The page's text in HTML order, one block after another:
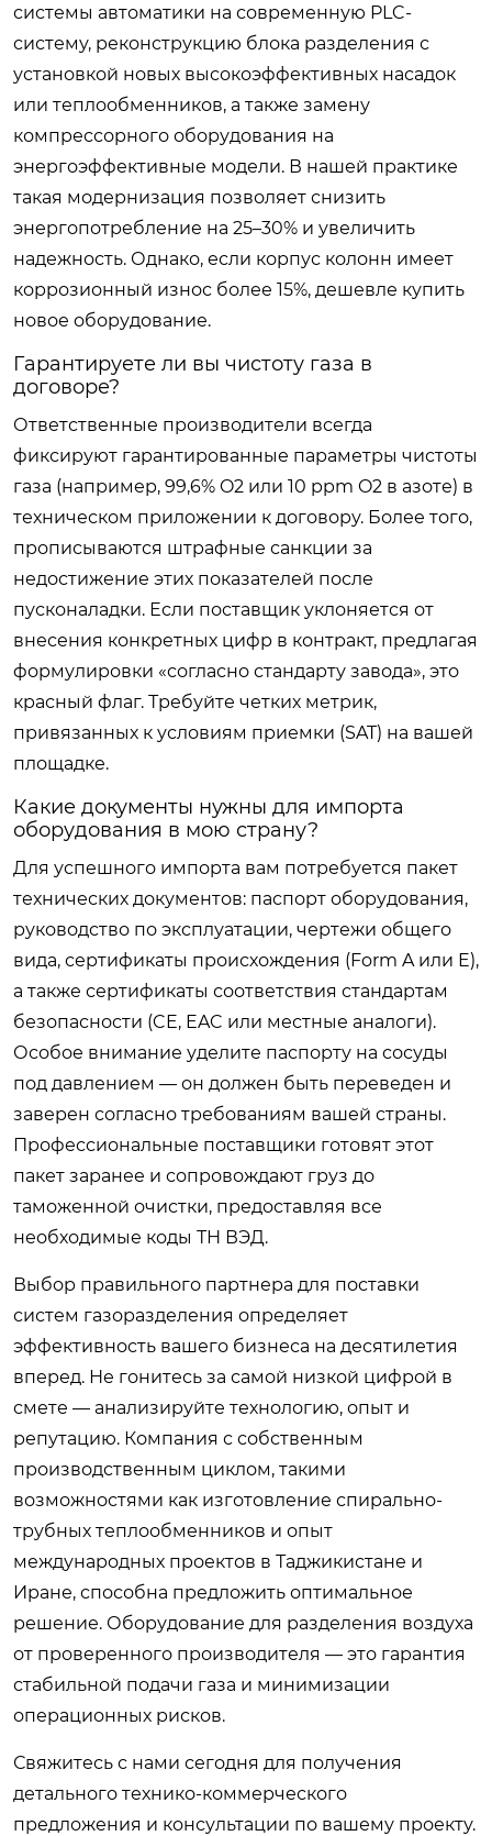
системы автоматики на современную PLC-
систему, реконструкцию блока разделения с
установкой новых высокоэффективных насадок
или теплообменников, а также замену
компрессорного оборудования на
энергоэффективные модели. В нашей практике
такая модернизация позволяет снизить
энергопотребление на 25–30% и увеличить
надежность. Однако, если корпус колонн имеет
коррозионный износ более 15%, дешевле купить
новое оборудование.
Гарантируете ли вы чистоту газа в
договоре?
Ответственные производители всегда
фиксируют гарантированные параметры чистоты
газа (например, 99,6% O2 или 10 ppm O2 в азоте) в
техническом приложении к договору. Более того,
прописываются штрафные санкции за
недостижение этих показателей после
пусконаладки. Если поставщик уклоняется от
внесения конкретных цифр в контракт, предлагая
формулировки «согласно стандарту завода», это
красный флаг. Требуйте четких метрик,
привязанных к условиям приемки (SAT) на вашей
площадке.
Какие документы нужны для импорта
оборудования в мою страну?
Для успешного импорта вам потребуется пакет
технических документов: паспорт оборудования,
руководство по эксплуатации, чертежи общего
вида, сертификаты происхождения (Form A или E),
а также сертификаты соответствия стандартам
безопасности (CE, EAC или местные аналоги).
Особое внимание уделите паспорту на сосуды
под давлением — он должен быть переведен и
заверен согласно требованиям вашей страны.
Профессиональные поставщики готовят этот
пакет заранее и сопровождают груз до
таможенной очистки, предоставляя все
необходимые коды ТН ВЭД.
Выбор правильного партнера для поставки
систем газоразделения определяет
эффективность вашего бизнеса на десятилетия
вперед. Не гонитесь за самой низкой цифрой в
смете — анализируйте технологию, опыт и
репутацию. Компания с собственным
производственным циклом, такими
возможностями как изготовление спирально-
трубных теплообменников и опыт
международных проектов в Таджикистане и
Иране, способна предложить оптимальное
решение. Оборудование для разделения воздуха
от проверенного производителя — это гарантия
стабильной подачи газа и минимизации
операционных рисков.
Свяжитесь с нами сегодня для получения
детального технико-коммерческого
предложения и консультации по вашему проекту.